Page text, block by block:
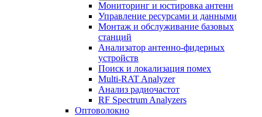
Мониторинг и юстировка антенн
Управление ресурсами и данными
Монтаж и обслуживание базовых
станций
Анализатор антенно-фидерных
устройств
Поиск и локализация помех
Multi-RAT Analyzer
Анализ радиочастот
RF Spectrum Analyzers
Оптоволокно